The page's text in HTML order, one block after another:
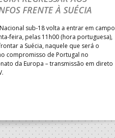
FRENTE À SUÉCIA
sub-18 volta a entrar em campo
feira, pelas 11h00 (hora portuguesa),
a Suécia, naquele que será o
compromisso de Portugal no
da Europa – transmissão em direto